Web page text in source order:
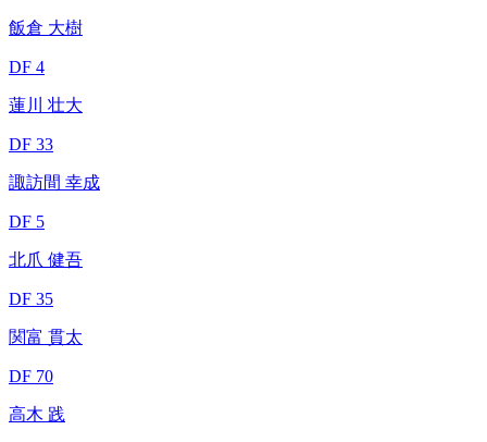
飯倉 大樹
DF 4
蓮川 壮大
DF 33
諏訪間 幸成
DF 5
北爪 健吾
DF 35
関富 貫太
DF 70
高木 践